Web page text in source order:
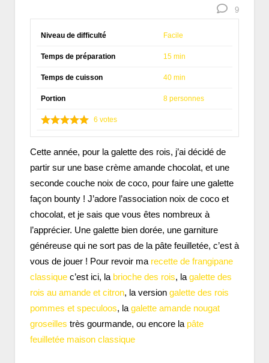
9
Niveau de difficulté Facile
Temps de préparation 15 min
Temps de cuisson 40 min
Portion 8 personnes
6 votes
Cette année, pour la galette des rois, j’ai décidé de
partir sur une base crème amande chocolat, et une
seconde couche noix de coco, pour faire une galette
façon bounty ! J’adore l’association noix de coco et
chocolat, et je sais que vous êtes nombreux à
l’apprécier. Une galette bien dorée, une garniture
généreuse qui ne sort pas de la pâte feuilletée, c’est à
vous de jouer ! Pour revoir ma recette de frangipane
classique c’est ici, la brioche des rois, la galette des
rois au amande et citron, la version galette des rois
pommes et speculoos, la galette amande nougat
groseilles très gourmande, ou encore la pâte
feuilletée maison classique